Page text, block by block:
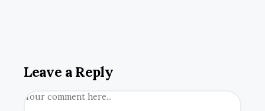
Leave a Reply